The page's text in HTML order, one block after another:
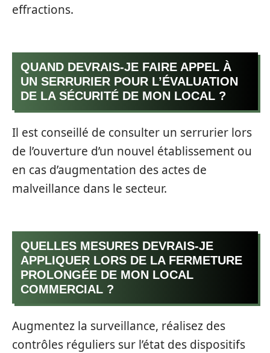
effractions.
QUAND DEVRAIS-JE FAIRE APPEL À
UN SERRURIER POUR L’ÉVALUATION
DE LA SÉCURITÉ DE MON LOCAL ?
Il est conseillé de consulter un serrurier lors
de l’ouverture d’un nouvel établissement ou
en cas d’augmentation des actes de
malveillance dans le secteur.
QUELLES MESURES DEVRAIS-JE
APPLIQUER LORS DE LA FERMETURE
PROLONGÉE DE MON LOCAL
COMMERCIAL ?
Augmentez la surveillance, réalisez des
contrôles réguliers sur l’état des dispositifs